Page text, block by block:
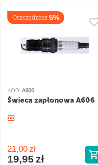
Oszczędzasz 5%
KOD: A606
Świeca zapłonowa A606
21,00 zł
19,95 zł